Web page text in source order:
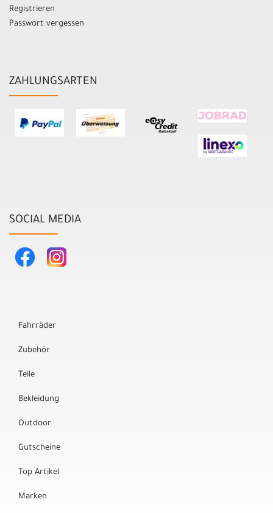
Registrieren
Passwort vergessen
ZAHLUNGSARTEN
SOCIAL MEDIA
Fahrräder
Zubehör
Teile
Bekleidung
Outdoor
Gutscheine
Top Artikel
Marken